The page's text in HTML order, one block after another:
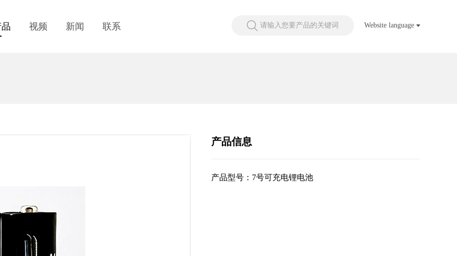
视频 新闻 联系 请输入您要产品的关键词 Website language
产品信息
产品型号：7号可充电锂电池